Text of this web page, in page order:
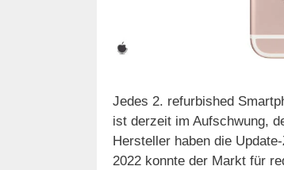
Jedes 2. refurbished
ist derzeit im Aufschwung,
Hersteller haben die
2022 konnte der Markt für